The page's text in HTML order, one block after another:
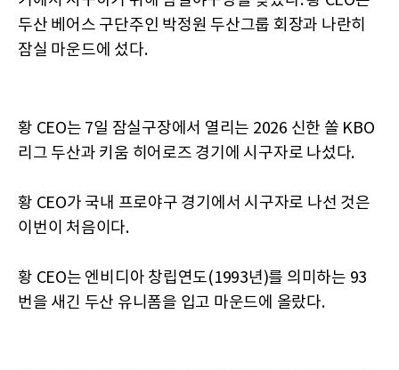
두산 베어스 구단주인 박정원 두산그룹 회장과 나란히
잠실 마운드에 섰다.
황 CEO는 7일 잠실구장에서 열리는 2026 신한 쏠 KBO
리그 두산과 키움 히어로즈 경기에 시구자로 나섰다.
황 CEO가 국내 프로야구 경기에서 시구자로 나선 것은
이번이 처음이다.
황 CEO는 엔비디아 창립연도(1993년)를 의미하는 93
번을 새긴 두산 유니폼을 입고 마운드에 올랐다.